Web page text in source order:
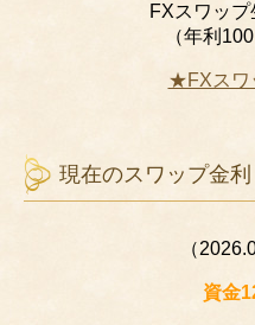
FXスワップ
（年利
★FXスワ
現在のスワップ金利
（
資金